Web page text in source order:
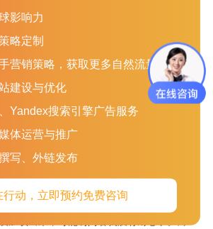
逼，拥有谷歌SEO独门技巧
你说，基本上90%的概率是在忽悠你。
专业人士，也要不断调整和改进策略和技
进的谷歌算法。
内域名商和主机商
的一个环节。就算你网站做得再好看再
影响力
略定制
营销策略，获取更多自然流量
建设与优化
Yandex搜索引擎广告服务
体运营与推广
写、外链发布
行动，立即预约免费咨询